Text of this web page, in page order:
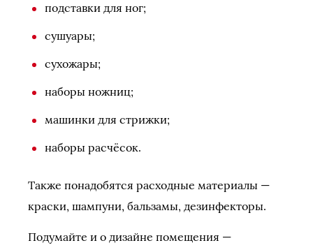
подставки для ног;
сушуары;
сухожары;
наборы ножниц;
машинки для стрижки;
наборы расчёсок.
Также понадобятся расходные материалы —
краски, шампуни, бальзамы, дезинфекторы.
Подумайте и о дизайне помещения —